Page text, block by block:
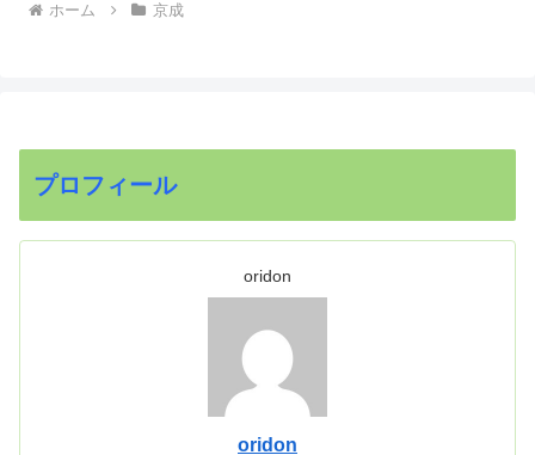
ホーム 京成
プロフィール
oridon
oridon